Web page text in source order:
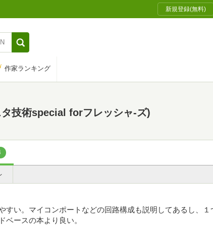
新規登録(無料)
作家ランキング
技術special forフレッシャ-ズ)
すい。マイコンポートなどの回路構成も説明してあるし、１
ベースの本より良い。